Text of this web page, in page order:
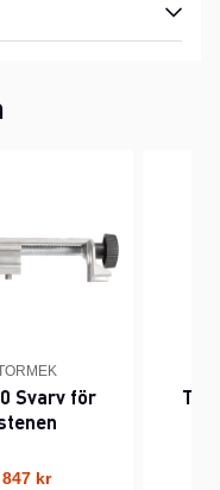
5 ANTAL BETYG 0
Svarv för
847 kr